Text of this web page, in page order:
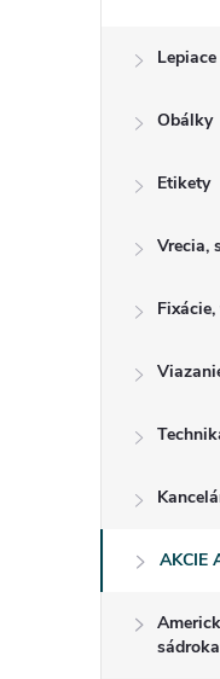
Obálky
Etikety
Vrecia,
AKCIE